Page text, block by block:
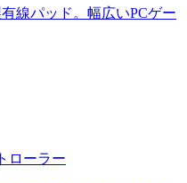
線パッド。幅広いPCゲー
ローラー